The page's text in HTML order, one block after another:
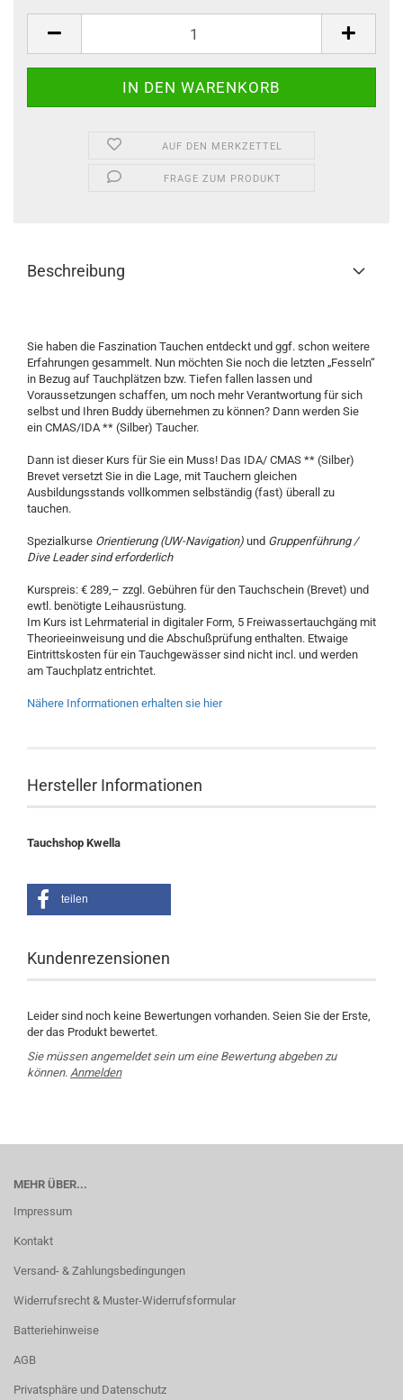
AUF DEN MERKZETTEL
FRAGE ZUM PRODUKT
Beschreibung
Sie haben die Faszination Tauchen entdeckt und ggf. schon weitere
Erfahrungen gesammelt. Nun möchten Sie noch die letzten „Fesseln“
in Bezug auf Tauchplätzen bzw. Tiefen fallen lassen und
Voraussetzungen schaffen, um noch mehr Verantwortung für sich
selbst und Ihren Buddy übernehmen zu können? Dann werden Sie
ein CMAS/IDA ** (Silber) Taucher.
Dann ist dieser Kurs für Sie ein Muss! Das IDA/ CMAS ** (Silber)
Brevet versetzt Sie in die Lage, mit Tauchern gleichen
Ausbildungsstands vollkommen selbständig (fast) überall zu
tauchen.
Spezialkurse Orientierung (UW-Navigation) und Gruppenführung /
Dive Leader sind erforderlich
Kurspreis: € 289,– zzgl. Gebühren für den Tauchschein (Brevet) und
ewtl. benötigte Leihausrüstung.
Im Kurs ist Lehrmaterial in digitaler Form, 5 Freiwassertauchgäng mit
Theorieeinweisung und die Abschußprüfung enthalten. Etwaige
Eintrittskosten für ein Tauchgewässer sind nicht incl. und werden
am Tauchplatz entrichtet.
Nähere Informationen erhalten sie hier
Hersteller Informationen
Tauchshop Kwella
teilen
Kundenrezensionen
Leider sind noch keine Bewertungen vorhanden. Seien Sie der Erste,
der das Produkt bewertet.
Sie müssen angemeldet sein um eine Bewertung abgeben zu
können. Anmelden
MEHR ÜBER...
Impressum
Kontakt
Versand- & Zahlungsbedingungen
Widerrufsrecht & Muster-Widerrufsformular
Batteriehinweise
AGB
Privatsphäre und Datenschutz